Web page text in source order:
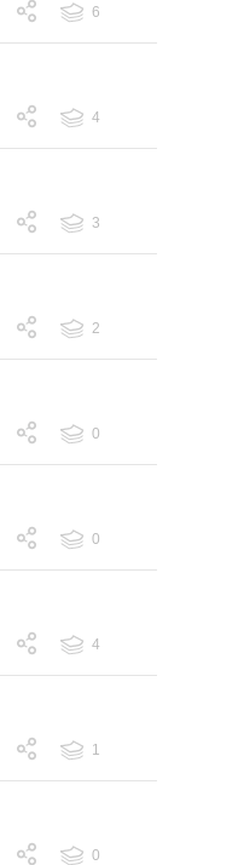
6
4
3
2
0
0
4
1
0